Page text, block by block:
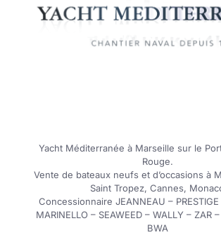
Yacht Méditerranée à Marseille sur le
Rouge.
Vente de bateaux neufs et d’occasions à
Saint Tropez, Cannes,
Concessionnaire JEANNEAU –
MARINELLO – SEAWEED – WALLY – ZAR
BWA